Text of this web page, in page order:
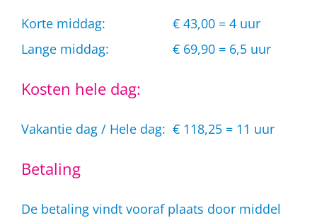
Korte middag: € 43,00 = 4 uur
Lange middag: € 69,90 = 6,5 uur
Kosten hele dag:
Vakantie dag / Hele dag: € 118,25 = 11 uur
Betaling
De betaling vindt vooraf plaats door middel